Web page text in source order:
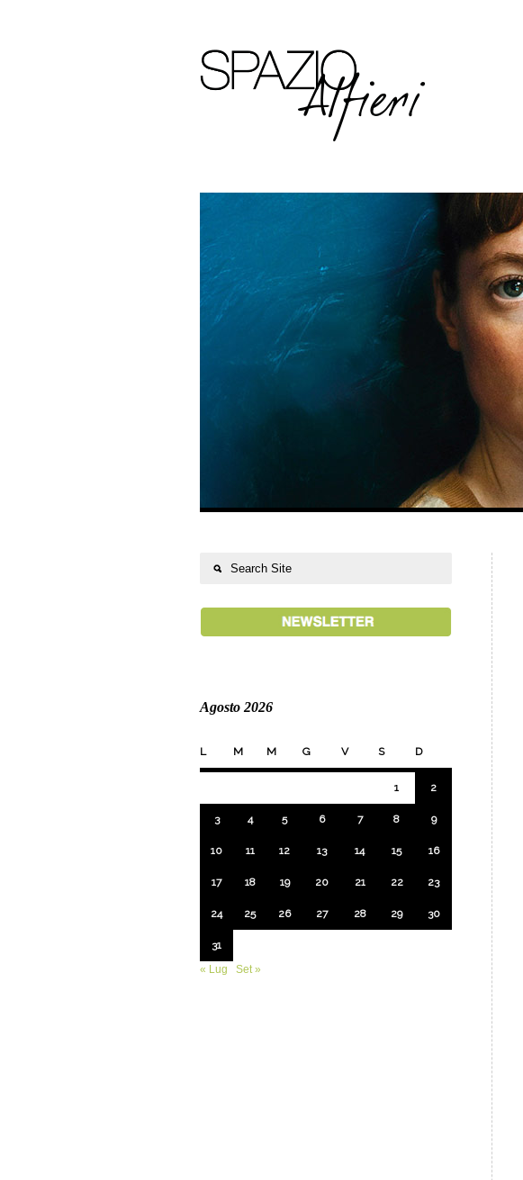
Agosto 2026
L M M G V S D
1 2
3 4 5 6 7 8 9
10 11 12 13 14 15 16
17 18 19 20 21 22 23
24 25 26 27 28 29 30
31
« Lug
Set »